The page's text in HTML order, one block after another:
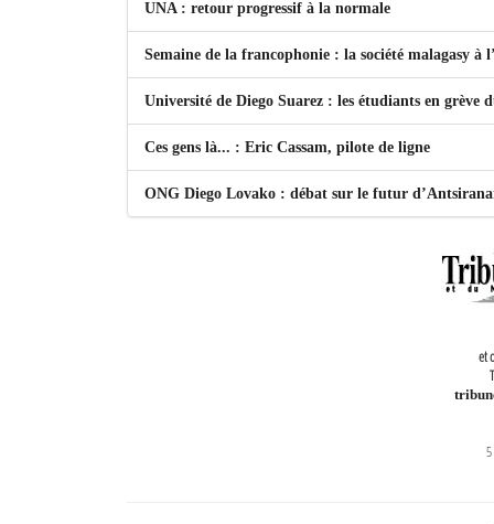
UNA : retour progressif à la normale
Semaine de la francophonie : la société malagasy à
Université de Diego Suarez : les étudiants en grève
Ces gens là... : Eric Cassam, pilote de ligne
ONG Diego Lovako : débat sur le futur
et